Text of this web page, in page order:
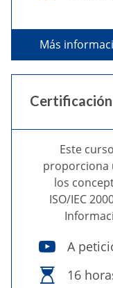
Más
Certificación
Este
proporciona
los
ISO/IEC
A
16